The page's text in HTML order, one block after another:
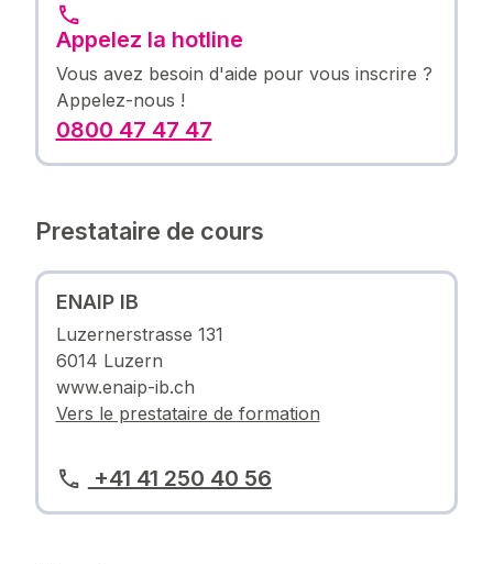
Appelez la hotline
Vous avez besoin d'aide pour vous inscrire ?
Appelez-nous !
0800 47 47 47
Prestataire de cours
ENAIP IB
Luzernerstrasse 131
6014 Luzern
www.enaip-ib.ch
Vers le prestataire de formation
+41 41 250 40 56